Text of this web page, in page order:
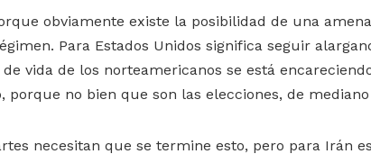
obviamente existe la posibilidad de una
Para Estados Unidos significa seguir
vida de los norteamericanos se está
porque no bien que son las elecciones, de
necesitan que se termine esto, pero para Irán